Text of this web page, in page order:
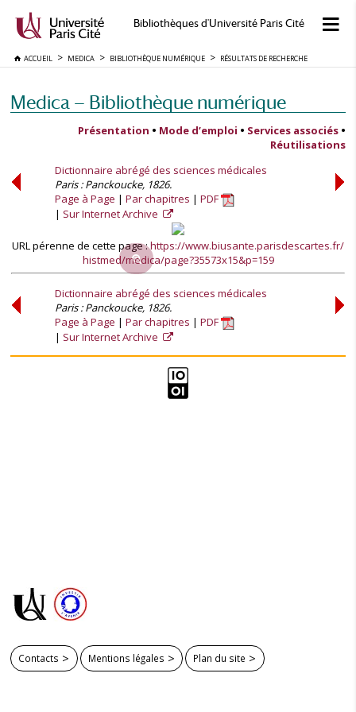
Bibliothèques d'Université Paris Cité
ACCUEIL MEDICA BIBLIOTHÈQUE NUMÉRIQUE RÉSULTATS DE RECHERCHE
Medica — Bibliothèque numérique
Présentation • Mode d’emploi • Services associés •
Réutilisations
Dictionnaire abrégé des sciences médicales
Paris : Panckoucke, 1826.
Page à Page
Par chapitres
PDF
Sur Internet Archive
URL pérenne de cette page :https://www.biusante.parisdescartes.fr/
histmed/medica/page?35573x15&p=159
Dictionnaire abrégé des sciences médicales
Paris : Panckoucke, 1826.
Page à Page
Par chapitres
PDF
Sur Internet Archive
Contacts Mentions légales Plan du site